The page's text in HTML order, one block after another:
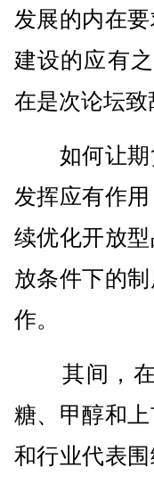
发展的内在
建设的应有
在是次论坛致
如何让期
发挥应有作
续优化开放
放条件下的
作。
其间，在
糖、甲醇和
和行业代表